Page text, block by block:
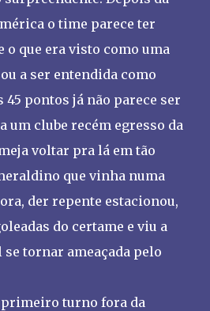
o time parece ter
o que era visto como uma
a ser entendida como
45 pontos já não parece ser
um clube recém egresso da
voltar pra lá em tão
que vinha numa
der repente estacionou,
do certame e viu a
tornar ameaçada pelo
turno fora da